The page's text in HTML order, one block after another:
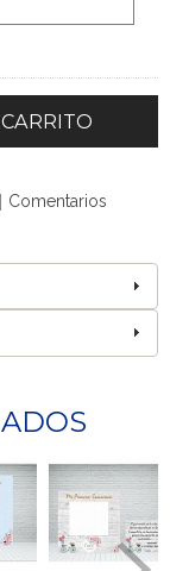
| Comentarios